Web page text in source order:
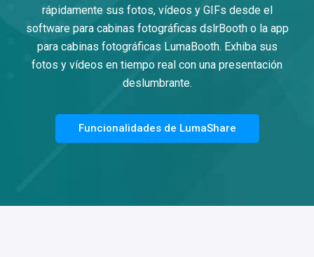
rápidamente sus fotos, vídeos y GIFs desde el
software para cabinas fotográficas dslrBooth o la app
para cabinas fotográficas LumaBooth. Exhiba sus
fotos y vídeos en tiempo real con una presentación
deslumbrante.
Funcionalidades de LumaShare